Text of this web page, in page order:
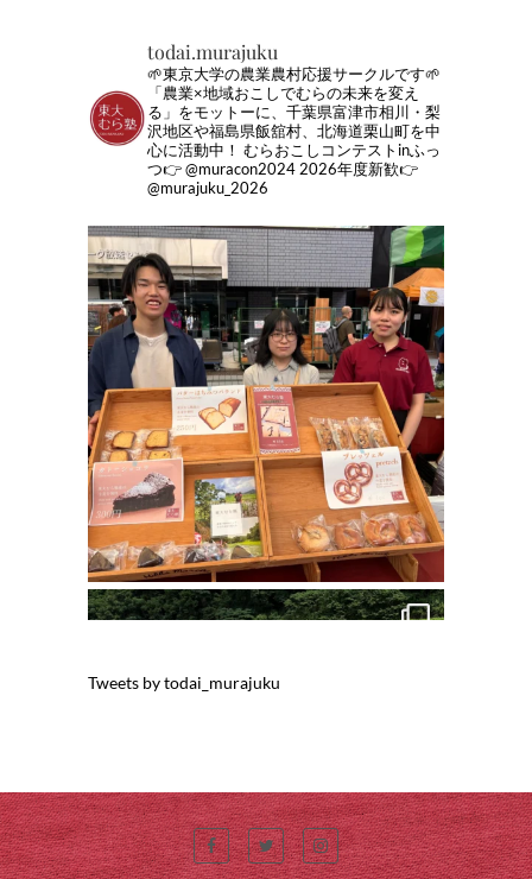
todai.murajuku
🌱東京大学の農業農村応援サークルです🌱
「農業×地域おこしでむらの未来を変え
る」をモットーに、千葉県富津市相川・梨
沢地区や福島県飯舘村、北海道栗山町を中
心に活動中！ むらおこしコンテストinふっ
つ👉 @muracon20242026年度新歓👉
@murajuku_2026
Tweets by todai_murajuku